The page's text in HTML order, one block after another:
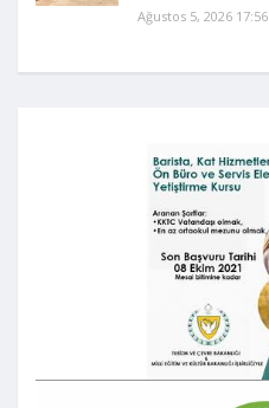
Ağustos 5, 2026 17:56